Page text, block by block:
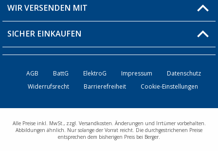
Über uns
Versandinformationen
Bestellstatus
Kontakt
WIR VERSENDEN MIT
SICHER EINKAUFEN
AGB BattG ElektroG Impressum
Datenschutz
Widerrufsrecht
Barrierefreiheit Cookie-Einstellungen
Alle Preise inkl. MwSt., zzgl. Versandkosten. Änderungen und Irrtümer vorbehalten.
Abbildungen ähnlich. Nur solange der Vorrat reicht. Die durchgestrichenen Preise
entsprechen dem bisherigen Preis bei Berger.